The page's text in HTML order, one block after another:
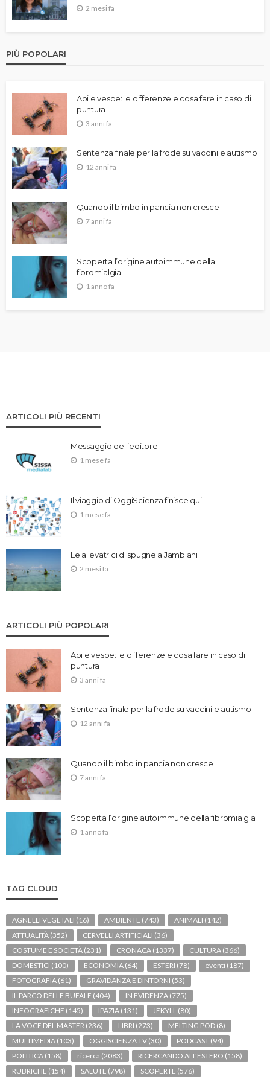
2 mesi fa
PIÙ POPOLARI
Api e vespe: le differenze e cosa fare in caso di
puntura
3 anni fa
Sentenza finale per la frode su vaccini e autismo
12 anni fa
Quando il bimbo in pancia non cresce
7 anni fa
Scoperta l’origine autoimmune della
fibromialgia
1 anno fa
ARTICOLI PIÙ RECENTI
Messaggio dell’editore
1 mese fa
Il viaggio di OggiScienza finisce qui
1 mese fa
Le allevatrici di spugne a Jambiani
2 mesi fa
ARTICOLI PIÙ POPOLARI
Api e vespe: le differenze e cosa fare in caso di
puntura
3 anni fa
Sentenza finale per la frode su vaccini e autismo
12 anni fa
Quando il bimbo in pancia non cresce
7 anni fa
Scoperta l’origine autoimmune della fibromialgia
1 anno fa
TAG CLOUD
AGNELLI VEGETALI (16) AMBIENTE (743) ANIMALI (142)
ATTUALITÀ (352) CERVELLI ARTIFICIALI (36)
COSTUME E SOCIETÀ (231) CRONACA (1337) CULTURA (366)
DOMESTICI (100) ECONOMIA (64) ESTERI (78) eventi (187)
FOTOGRAFIA (61) GRAVIDANZA E DINTORNI (53)
IL PARCO DELLE BUFALE (404) IN EVIDENZA (775)
INFOGRAFICHE (145) IPAZIA (131) JEKYLL (80)
LA VOCE DEL MASTER (236) LIBRI (273) MELTING POD (8)
MULTIMEDIA (103) OGGISCIENZA TV (30) PODCAST (94)
POLITICA (158) ricerca (2083) RICERCANDO ALL'ESTERO (158)
RUBRICHE (154) SALUTE (798) SCOPERTE (576)